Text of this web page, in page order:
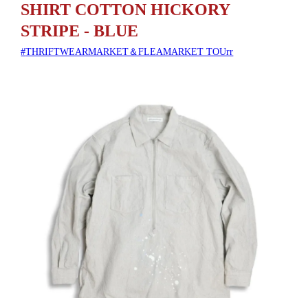
SHIRT COTTON HICKORY
STRIPE - BLUE
THRIFTWEARMARKET＆FLEAMARKET TOUrr